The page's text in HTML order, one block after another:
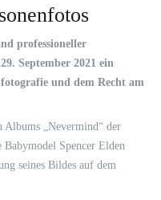
professioneller
September 2021 ein
und dem Recht am
Albums „Nevermind“ der
Babymodel Spencer Elden
seines Bildes auf dem